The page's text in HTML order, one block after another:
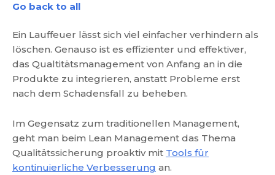
Go back to all
Ein Lauffeuer lässt sich viel einfacher verhindern als
löschen. Genauso ist es effizienter und effektiver,
das Qualtitätsmanagement von Anfang an in die
Produkte zu integrieren, anstatt Probleme erst
nach dem Schadensfall zu beheben.
Im Gegensatz zum traditionellen Management,
geht man beim Lean Management das Thema
Qualitätssicherung proaktiv mit Tools für
kontinuierliche Verbesserung an.